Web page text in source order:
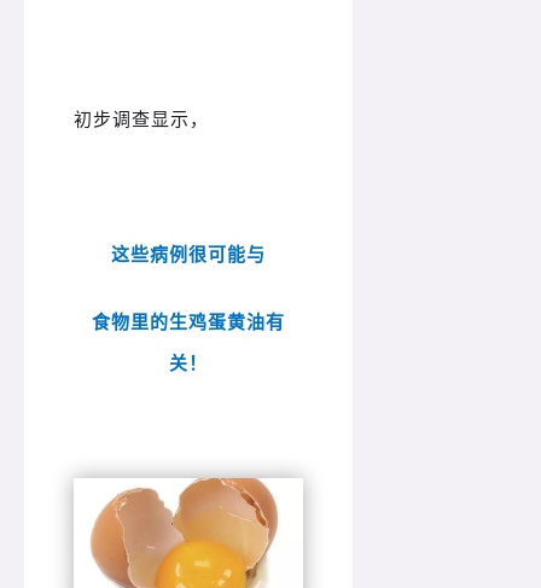
初步调查显示，
这些病例很可能与
食物里的生鸡蛋黄油有
关！